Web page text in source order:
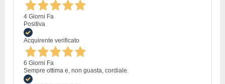
4 Giorni Fa
Positiva
Acquirente verificato
6 Giorni Fa
Sempre ottima e, non guasta, cordiale.